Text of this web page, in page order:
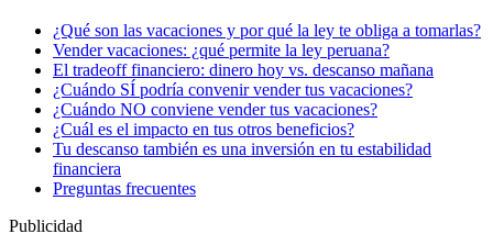
¿Qué son las vacaciones y por qué la ley te obliga a tomarlas?
Vender vacaciones: ¿qué permite la ley peruana?
El tradeoff financiero: dinero hoy vs. descanso mañana
¿Cuándo SÍ podría convenir vender tus vacaciones?
¿Cuándo NO conviene vender tus vacaciones?
¿Cuál es el impacto en tus otros beneficios?
Tu descanso también es una inversión en tu estabilidad
financiera
Preguntas frecuentes
Publicidad